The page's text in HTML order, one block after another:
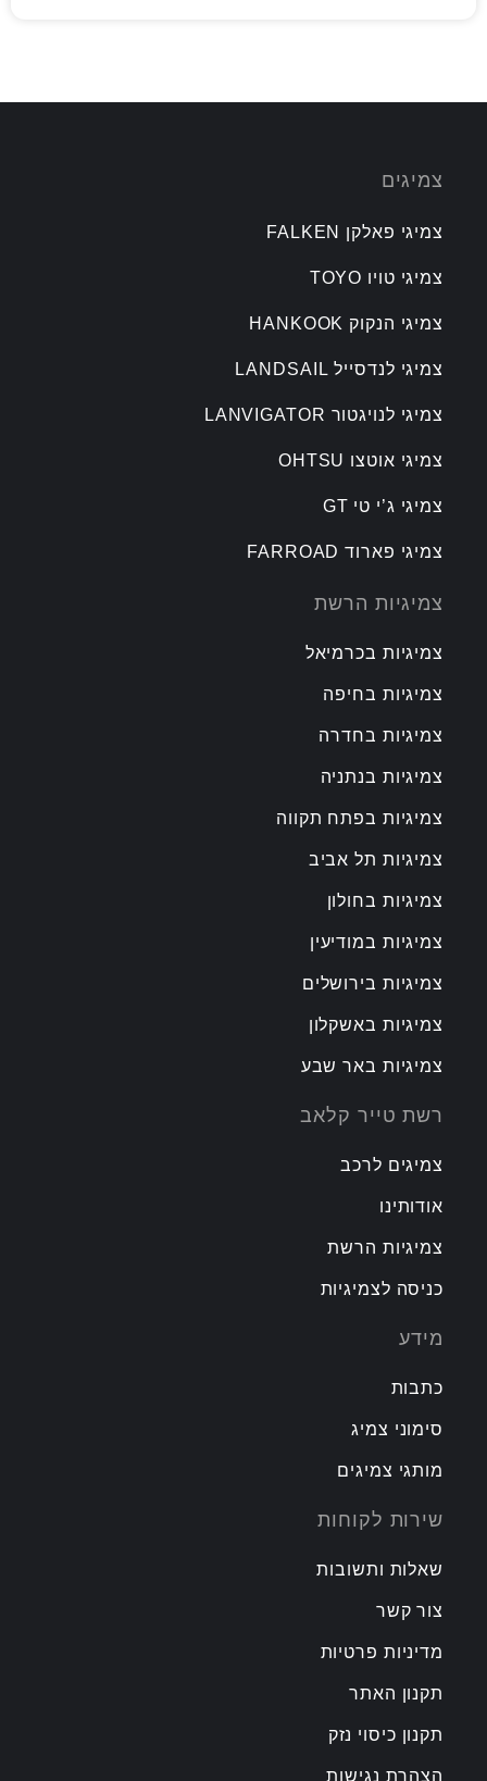
צמיגים
צמיגי פאלקן FALKEN
צמיגי טויו TOYO
צמיגי הנקוק HANKOOK
צמיגי לנדסייל LANDSAIL
צמיגי לנויגטור LANVIGATOR
צמיגי אוטצו OHTSU
צמיגי ג’י טי GT
צמיגי פארוד FARROAD
צמיגיות הרשת
צמיגיות בכרמיאל
צמיגיות בחיפה
צמיגיות בחדרה
צמיגיות בנתניה
צמיגיות בפתח תקווה
צמיגיות תל אביב
צמיגיות בחולון
צמיגיות במודיעין
צמיגיות בירושלים
צמיגיות באשקלון
צמיגיות באר שבע
רשת טייר קלאב
צמיגים לרכב
אודותינו
צמיגיות הרשת
כניסה לצמיגיות
מידע
כתבות
סימוני צמיג
מותגי צמיגים
שירות לקוחות
שאלות ותשובות
צור קשר
מדיניות פרטיות
תקנון האתר
תקנון כיסוי נזק
הצהרת נגישות